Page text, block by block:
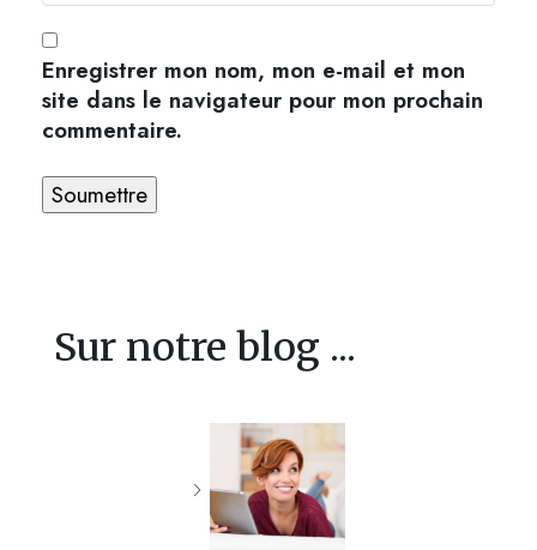
Enregistrer mon nom, mon e-mail et mon
site dans le navigateur pour mon prochain
commentaire.
Sur notre blog ...